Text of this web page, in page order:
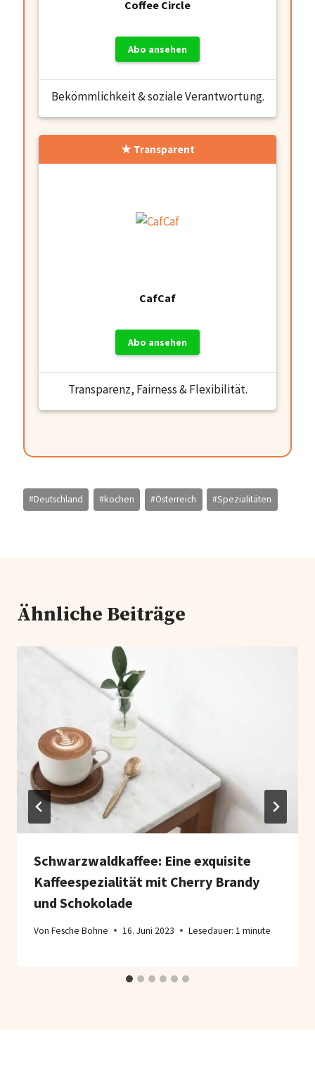
Coffee Circle
Abo ansehen
Bekömmlichkeit & soziale Verantwortung.
Transparent
CafCaf
Abo ansehen
Transparenz, Fairness & Flexibilität.
Schlagworte:
#Deutschland #kochen #Österreich #Spezialitäten
Ähnliche Beiträge
Schwarzwaldkaffee: Eine exquisite
Kaffeespezialität mit Cherry Brandy
und Schokolade
Von Fesche Bohne 16. Juni 2023 Lesedauer: 1minute